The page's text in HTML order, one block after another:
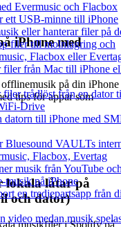
Evermusic och Flacbox
ett USB-minne till iPhone
eller hanterar filer på
filer till molnlagring och
Flacbox eller
filer från Mac till iPhone
trådlöst från en dator
Drive
datorn till iPhone med
Bluesound VAULTs
Flacbox, Evertag
musik från YouTube
musik på iPhone
en tredjepartsapp från
video medan musik
iPhone med
på din iPhone
tips för appar som
lokala låtar på
och dator)